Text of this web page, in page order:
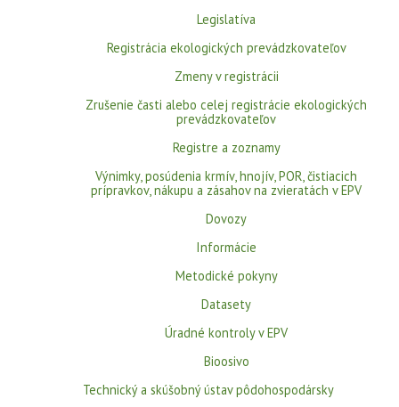
Legislatíva
Registrácia ekologických prevádzkovateľov
Zmeny v registrácii
Zrušenie časti alebo celej registrácie ekologických
prevádzkovateľov
Registre a zoznamy
Výnimky, posúdenia krmív, hnojív, POR, čistiacich
prípravkov, nákupu a zásahov na zvieratách v EPV
Dovozy
Informácie
Metodické pokyny
Datasety
Úradné kontroly v EPV
Bioosivo
Technický a skúšobný ústav pôdohospodársky